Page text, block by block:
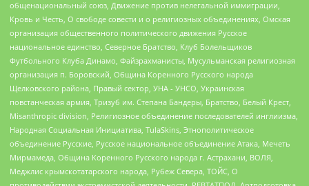
общенациональный союз, Движение против нелегальной иммиграции,
Кровь и Честь, О свободе совести и о религиозных объединениях, Омская
организация общественного политического движения Русское
национальное единство, Северное Братство, Клуб Болельщиков
Футбольного Клуба Динамо, Файзрахманисты, Мусульманская религиозная
организация п. Боровский, Община Коренного Русского народа
Щелковского района, Правый сектор, УНА - УНСО, Украинская
повстанческая армия, Тризуб им. Степана Бандеры, Братство, Белый Крест,
Misanthropic division, Религиозное объединение последователей инглиизма,
Народная Социальная Инициатива, TulaSkins, Этнополитическое
объединение Русские, Русское национальное объединение Атака, Мечеть
Мирмамеда, Община Коренного Русского народа г. Астрахани, ВОЛЯ,
Меджлис крымскотатарского народа, Рубеж Севера, ТОЙС, О